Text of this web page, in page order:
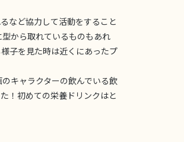
など協力して活動をすること
から取れているものもあれ
子を見た時は近くにあったプ
キャラクターの飲んでいる飲
！初めての栄養ドリンクはと